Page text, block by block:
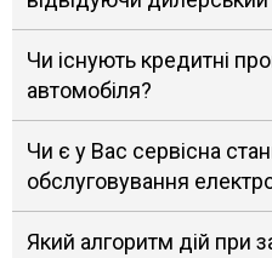
Чи існують кредитні
автомобіля?
Чи є у Вас сервісна
обслуговування
Який алгоритм дій при